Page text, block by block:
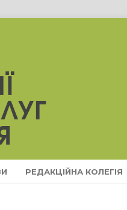
РЕДАКЦІЙНА КОЛЕГІЯ